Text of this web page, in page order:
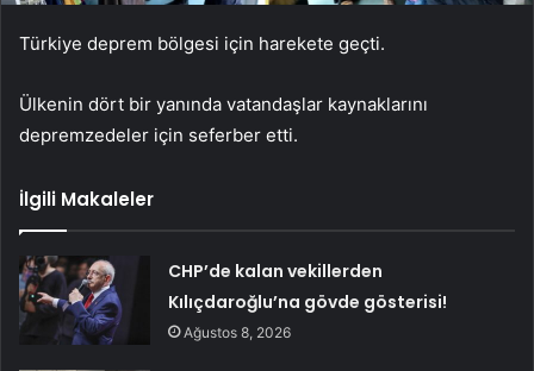
Türkiye deprem bölgesi için harekete geçti.
Ülkenin dört bir yanında vatandaşlar kaynaklarını
depremzedeler için seferber etti.
İlgili Makaleler
CHP’de kalan vekillerden
Kılıçdaroğlu’na gövde gösterisi!
Ağustos 8, 2026